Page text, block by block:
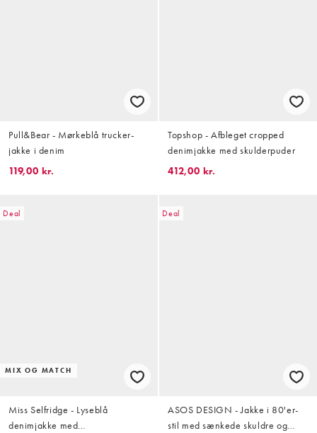
Pull&Bear - Mørkeblå trucker-
jakke i denim
119,00 kr.
Topshop - Afbleget cropped
denimjakke med skulderpuder
412,00 kr.
Deal
MIX OG MATCH
Miss Selfridge - Lyseblå
denimjakke med
Deal
ASOS DESIGN - Jakke i 80'er-
stil med sænkede skuldre og